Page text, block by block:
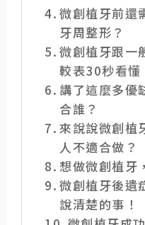
微創植牙前還
牙周整形？
微創植牙跟一
較表30秒看懂
講了這麼多優
合誰？
來說說微創植
人不適合做？
想做微創植牙
微創植牙後遺
說清楚的事！